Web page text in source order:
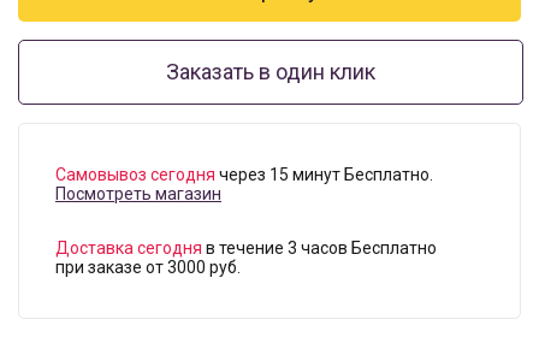
Заказать в один клик
Самовывоз сегодня через 15 минут Бесплатно.
Посмотреть магазин
Доставка сегодня в течение 3 часов Бесплатно
при заказе от 3000 руб.